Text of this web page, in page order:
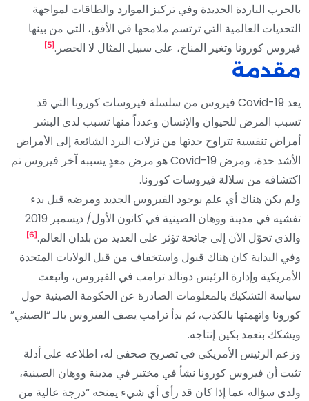
بالحرب الباردة الجديدة وفي تركيز الموارد والطاقات لمواجهة
التحديات العالمية التي ترتسم ملامحها في الأفق، التي من بينها
فيروس كورونا وتغير المناخ، على سبيل المثال لا الحصر.[5]
مقدمة
يعد Covid-19 فيروس من سلسلة فيروسات كورونا التي قد
تسبب المرض للحيوان والإنسان وعدداً منها تسبب لدى البشر
أمراض تنفسية تتراوح حدتها من نزلات البرد الشائعة إلى الأمراض
الأشد حدة، ومرض Covid-19 هو مرض معدٍ يسببه آخر فيروس تم
اكتشافه من سلالة فيروسات كورونا.
ولم يكن هناك أي علم بوجود الفيروس الجديد ومرضه قبل بدء
تفشيه في مدينة ووهان الصينية في كانون الأول/ ديسمبر 2019
والذي تحوّل الآن إلى جائحة تؤثر على العديد من بلدان العالم.[6]
وفي البداية كان هناك قبول واستخفاف من قبل الولايات المتحدة
الأمريكية وإدارة الرئيس دونالد ترامب في الفيروس، واتبعت
سياسة التشكيك بالمعلومات الصادرة عن الحكومة الصينية حول
كورونا واتهمتها بالكذب، ثم بدأ ترامب يصف الفيروس بالـ “الصيني”
ويشكك بتعمد بكين إنتاجه.
وزعم الرئيس الأمريكي في تصريح صحفي له، اطلاعه على أدلة
تثبت أن فيروس كورونا نشأ في مختبر في مدينة ووهان الصينية،
ولدى سؤاله عما إذا كان قد رأى أي شيء يمنحه “درجة عالية من